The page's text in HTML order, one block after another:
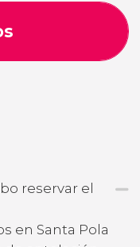
reservar el
en Santa Pola